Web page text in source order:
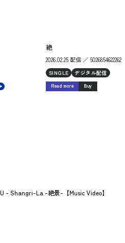
絶
2026.02.25 配信 ／ 5026854622262
SINGLE デジタル配信
Read more Buy
- Shangri-La -絶景-【Music Video】